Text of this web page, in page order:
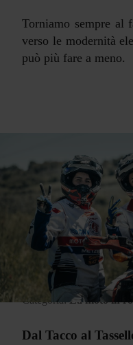
Torniamo sempre al
verso le modernità
può più fare a meno.
Categoria:La moto in
Dal Tacco al